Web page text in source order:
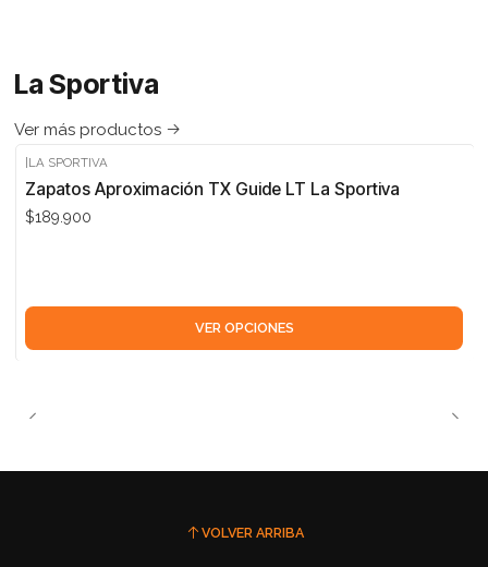
La Sportiva
Ver más productos
LA SPORTIVA
Zapatos Aproximación TX Guide LT La Sportiva
$189.900
VER OPCIONES
VOLVER ARRIBA